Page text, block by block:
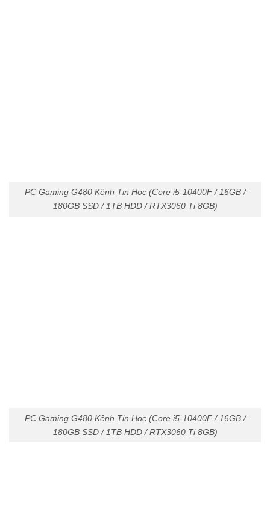
PC Gaming G480 Kênh Tin Học (Core i5-10400F / 16GB /
180GB SSD / 1TB HDD / RTX3060 Ti 8GB)
PC Gaming G480 Kênh Tin Học (Core i5-10400F / 16GB /
180GB SSD / 1TB HDD / RTX3060 Ti 8GB)